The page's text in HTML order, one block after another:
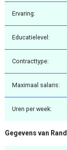
Ervaring:
Educatielevel:
Contracttype:
Maximaal salaris:
Uren per week:
Gegevens van